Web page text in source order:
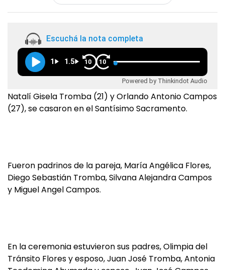
Escuchá la nota completa
1 1.5 10 10
Powered by Thinkindot Audio
Natalí Gisela Tromba (21) y Orlando Antonio Campos
(27), se casaron en el Santísimo Sacramento.
Fueron padrinos de la pareja, María Angélica Flores,
Diego Sebastián Tromba, Silvana Alejandra Campos
y Miguel Angel Campos.
En la ceremonia estuvieron sus padres, Olimpia del
Tránsito Flores y esposo, Juan José Tromba, Antonia